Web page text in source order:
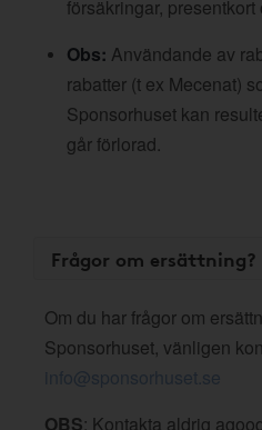
försäkringar, presentkort
Obs: Användande av
rabatter (t ex Mecenat)
Sponsorhuset kan
går förlorad.
Frågor om ersättning?
Om du har frågor om
Sponsorhuset, vänligen
info@sponsorhuset.se
OBS: Kontakta aldrig